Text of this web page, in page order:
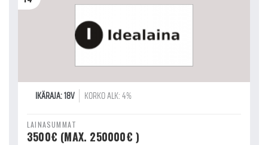
IKÄRAJA: 18V KORKO ALK: 4%
LAINASUMMAT
3500€ (MAX. 250000€ )